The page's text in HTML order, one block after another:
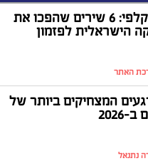
לא רק בקלפי: 6 שירים שהפכו את
הישראלית לפזמון
המצחיקים ביותר של
2026